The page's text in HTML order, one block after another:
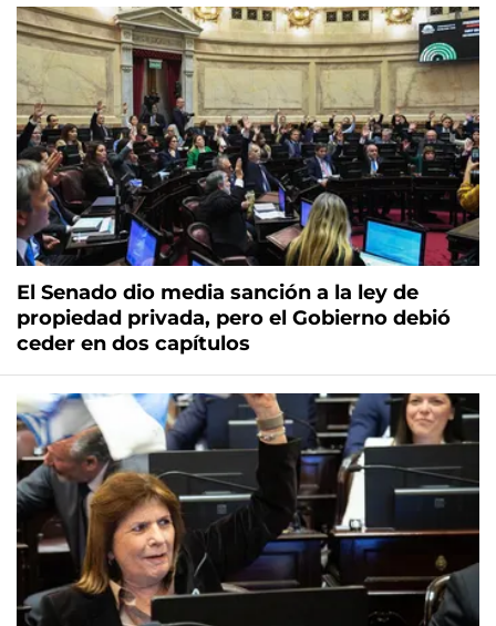
El Senado dio media sanción a la ley de
propiedad privada, pero el Gobierno debió
ceder en dos capítulos